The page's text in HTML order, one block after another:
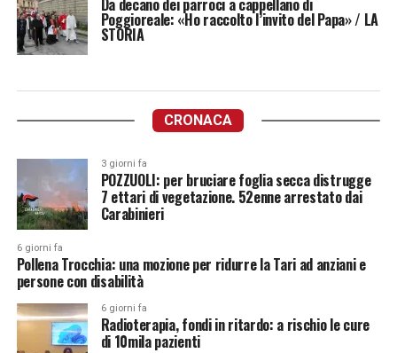
Da decano dei parroci a cappellano di
Poggioreale: «Ho raccolto l’invito del Papa» / LA
STORIA
CRONACA
3 giorni fa
POZZUOLI: per bruciare foglia secca distrugge
7 ettari di vegetazione. 52enne arrestato dai
Carabinieri
6 giorni fa
Pollena Trocchia: una mozione per ridurre la Tari ad anziani e
persone con disabilità
6 giorni fa
Radioterapia, fondi in ritardo: a rischio le cure
di 10mila pazienti